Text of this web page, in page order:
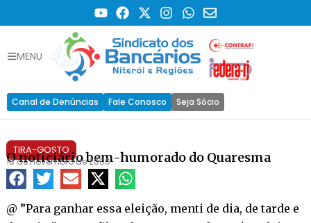
MENU
Canal de Denúncias Fale Conosco Seja Sócio
TIRA-GOSTO
O noticiário bem-humorado do Quaresma
18 de novembro de 2006
@ ”Para ganhar essa eleição, menti de dia, de tarde e